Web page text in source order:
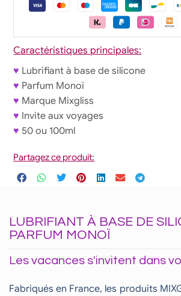
Caractéristiques principales:
♥ Lubrifiant à base de silicone
♥ Parfum Monoï
♥ Marque Mixgliss
♥ Invite aux voyages
♥ 50 ou 100ml
Partagez ce produit:
LUBRIFIANT À BASE DE
PARFUM MONOÏ
Les vacances s'invitent dans
Fabriqués en France, les produits